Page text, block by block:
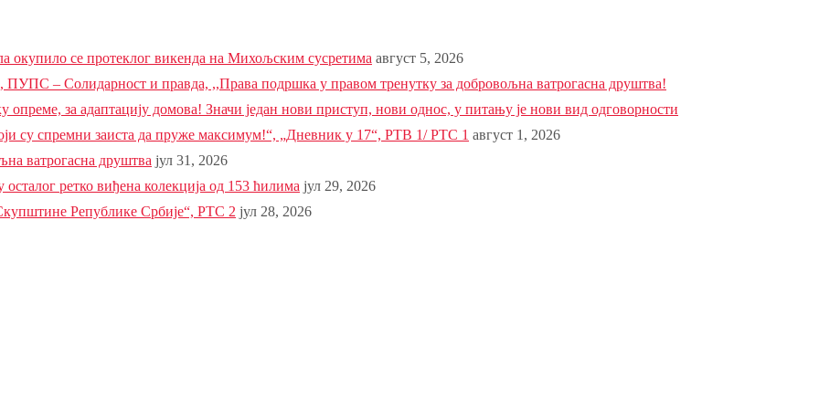
окупило се протеклог викенда на Михољским сусретима август 5, 2026
– Солидарност и правда, ,,Права подршка у правом тренутку за добровољна ватрогасна друштва!
за адаптацију домова! Значи један нови приступ, нови однос, у питању је нови вид одговорности
су спремни заиста да пруже максимум!“, „Дневник у 17“, РТВ 1/ РТС 1 август 1, 2026
ватрогасна друштва јул 31, 2026
ретко виђена колекција од 153 ћилима јул 29, 2026
Републике Србије“, РТС 2 јул 28, 2026